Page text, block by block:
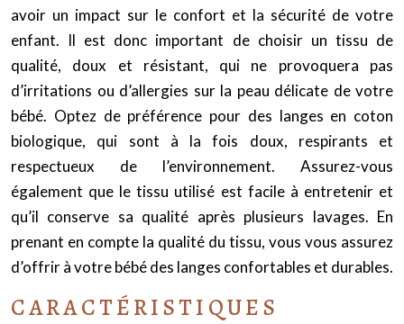
avoir un impact sur le confort et la sécurité de votre
enfant. Il est donc important de choisir un tissu de
qualité, doux et résistant, qui ne provoquera pas
d’irritations ou d’allergies sur la peau délicate de votre
bébé. Optez de préférence pour des langes en coton
biologique, qui sont à la fois doux, respirants et
respectueux de l’environnement. Assurez-vous
également que le tissu utilisé est facile à entretenir et
qu’il conserve sa qualité après plusieurs lavages. En
prenant en compte la qualité du tissu, vous vous assurez
d’offrir à votre bébé des langes confortables et durables.
CARACTÉRISTIQUES